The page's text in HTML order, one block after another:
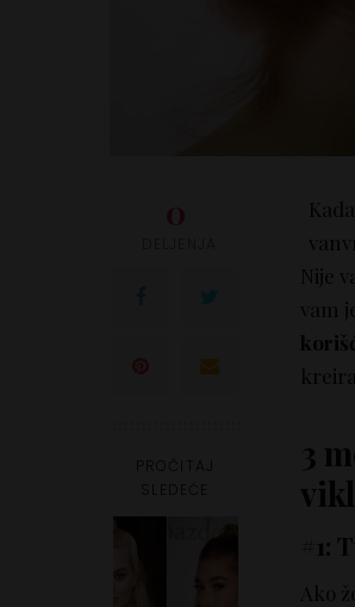
0
PROČITAJ
Nije
vam
3
#1:
Ako